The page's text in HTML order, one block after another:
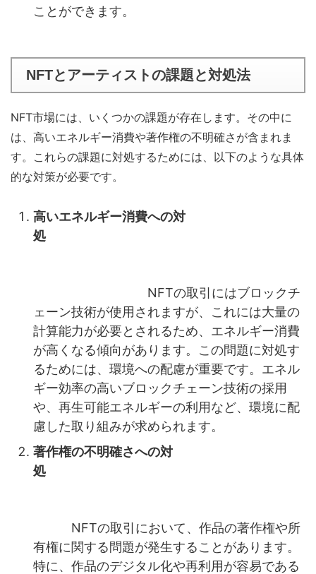
ことができます。
NFTとアーティストの課題と対処法
NFT市場には、いくつかの課題が存在します。その中に
は、高いエネルギー消費や著作権の不明確さが含まれま
す。これらの課題に対処するためには、以下のような具体
的な対策が必要です。
高いエネルギー消費への対
処
NFTの取引にはブロックチ
ェーン技術が使用されますが、これには大量の
計算能力が必要とされるため、エネルギー消費
が高くなる傾向があります。この問題に対処す
るためには、環境への配慮が重要です。エネル
ギー効率の高いブロックチェーン技術の採用
や、再生可能エネルギーの利用など、環境に配
慮した取り組みが求められます。
著作権の不明確さへの対
処
NFTの取引において、作品の著作権や所
有権に関する問題が発生することがあります。
特に、作品のデジタル化や再利用が容易である